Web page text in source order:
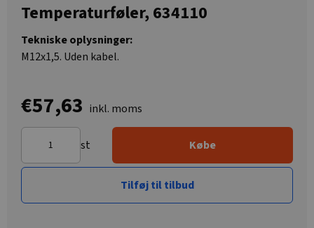
Temperaturføler, 634110
Tekniske oplysninger:
M12x1,5. Uden kabel.
€57,63 inkl. moms
st Købe
Tilføj til tilbud